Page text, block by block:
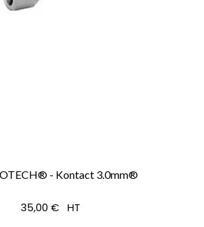
- Kontact 3.0mm®
35,00 € HT